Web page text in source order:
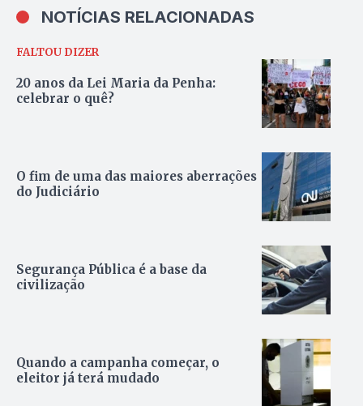
NOTÍCIAS RELACIONADAS
FALTOU DIZER
20 anos da Lei Maria da Penha:
celebrar o quê?
O fim de uma das maiores aberrações
do Judiciário
Segurança Pública é a base da
civilização
Quando a campanha começar, o
eleitor já terá mudado